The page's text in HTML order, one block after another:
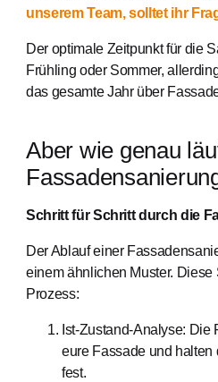
unserem Team, solltet ihr
Der optimale Zeitpunkt für die
Frühling oder Sommer,
das gesamte Jahr über
Aber wie genau
Schritt für Schritt durch die
Der Ablauf einer
einem ähnlichen Muster. Diese
Prozess:
Ist-Zustand-Analyse: Die
eure Fassade und
fest.